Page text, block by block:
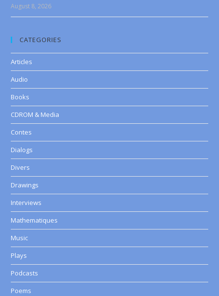
August 8, 2026
CATEGORIES
Articles
Audio
Books
CDROM & Media
Contes
Dialogs
Divers
Drawings
Interviews
Mathematiques
Music
Plays
Podcasts
Poems